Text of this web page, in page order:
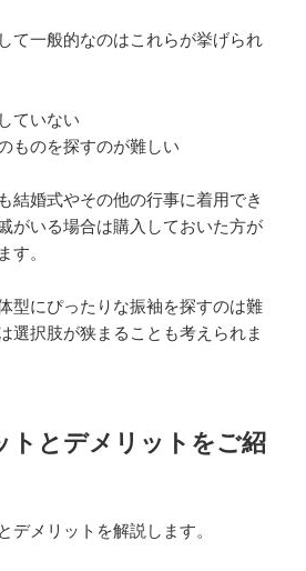
て一般的なのはこれらが挙げられ
ていない
ものを探すのが難しい
結婚式やその他の行事に着用でき
がいる場合は購入しておいた方が
す。
型にぴったりな振袖を探すのは難
選択肢が狭まることも考えられま
トとデメリットをご紹
デメリットを解説します。